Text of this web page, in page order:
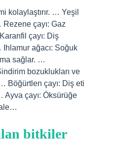
kolaylaştırır. … Yeşil
çayı: Gaz
çayı: Diş
ağacı: Soğuk
sağlar. …
bozuklukları ve
Böğürtlen çayı: Diş eti
Ayva çayı: Öksürüğe
bitkiler